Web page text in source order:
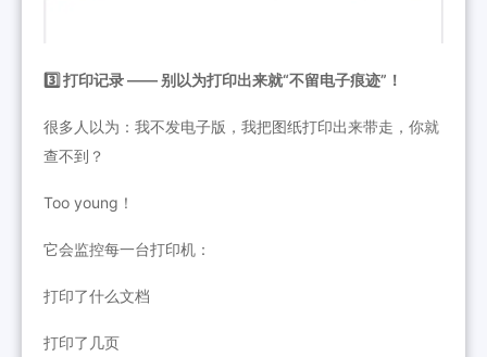
3️⃣ 打印记录 —— 别以为打印出来就“不留电子痕迹”！
很多人以为：我不发电子版，我把图纸打印出来带走，你就
查不到？
Too young！
它会监控每一台打印机：
打印了什么文档
打印了几页